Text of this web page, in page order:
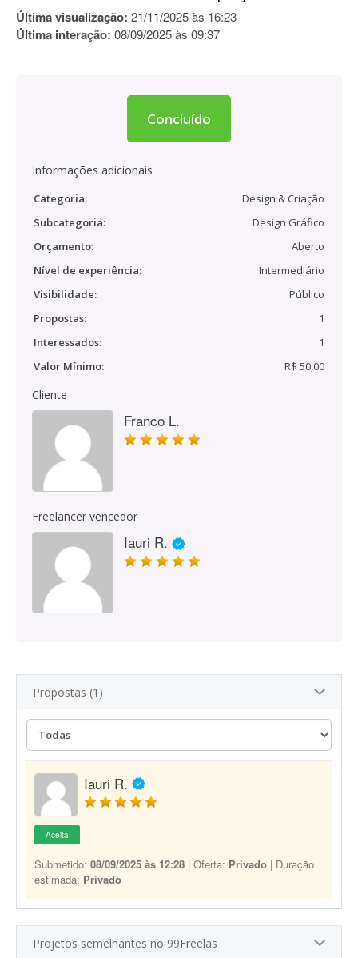
Última visualização: 21/11/2025 às 16:23
Última interação: 08/09/2025 às 09:37
Concluído
Informações adicionais
Categoria:
Design & Criação
Subcategoria:
Design Gráfico
Orçamento:
Aberto
Nível de experiência:
Intermediário
Visibilidade:
Público
Propostas:
1
Interessados:
1
Valor Mínimo:
R$ 50,00
Cliente
Franco L.
Freelancer vencedor
Iauri R.
Propostas (1)
Iauri R.
Aceita
Submetido: 08/09/2025 às 12:28 | Oferta: Privado | Duração
estimada: Privado
Projetos semelhantes no 99Freelas